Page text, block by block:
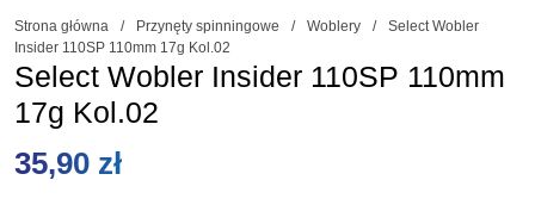
Strona główna / Przynęty spinningowe / Woblery /
Select Wobler
Insider 110SP 110mm 17g Kol.02
Select Wobler Insider 110SP 110mm
17g Kol.02
35,90 zł